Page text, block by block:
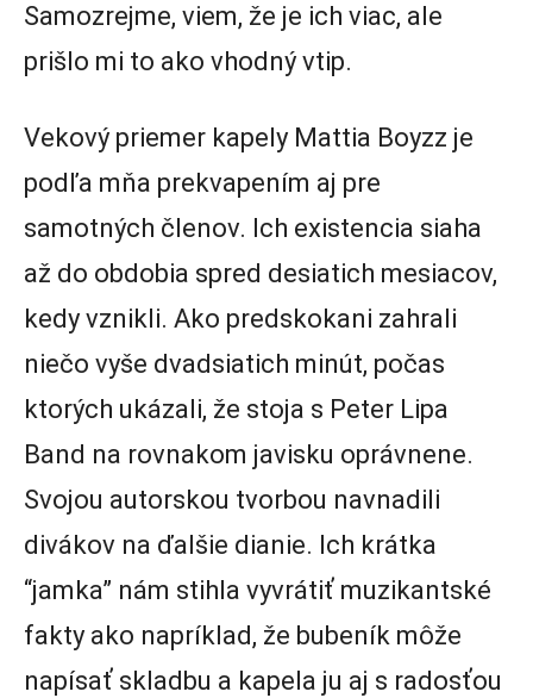
Samozrejme, viem, že je ich viac, ale
prišlo mi to ako vhodný vtip.
Vekový priemer kapely Mattia Boyzz je
podľa mňa prekvapením aj pre
samotných členov. Ich existencia siaha
až do obdobia spred desiatich mesiacov,
kedy vznikli. Ako predskokani zahrali
niečo vyše dvadsiatich minút, počas
ktorých ukázali, že stoja s Peter Lipa
Band na rovnakom javisku oprávnene.
Svojou autorskou tvorbou navnadili
divákov na ďalšie dianie. Ich krátka
“jamka” nám stihla vyvrátiť muzikantské
fakty ako napríklad, že bubeník môže
napísať skladbu a kapela ju aj s radosťou